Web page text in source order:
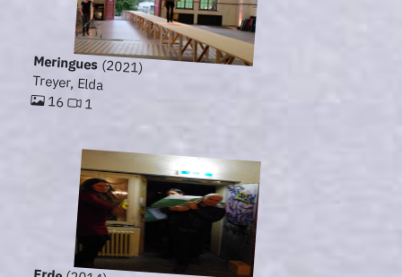
Meringues(2021)
Treyer, Elda
16 1